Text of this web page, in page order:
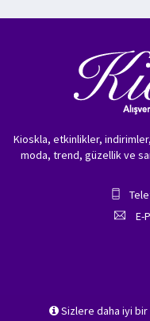
Sizlere daha iyi
Kioskla, etkinlikler,
moda, trend, güzellik ve
E-